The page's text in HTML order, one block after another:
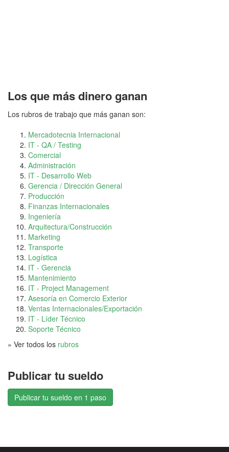
Los que más dinero ganan
Los rubros de trabajo que más ganan son:
Mercadotecnia Internacional
IT - QA / Testing
Comercial
Administración
IT - Desarrollo Web
Gerencia / Dirección General
Producción
Finanzas Internacionales
Ingeniería
Arquitectura/Construcción
Marketing
Transporte
Logística
IT - Gerencia
Mantenimiento
IT - Project Management
Asesoría en Comercio Exterior
Ventas Internacionales/Exportación
IT - Líder Técnico
Soporte Técnico
» Ver todos los rubros
Publicar tu sueldo
Publicar tu sueldo en 1 paso